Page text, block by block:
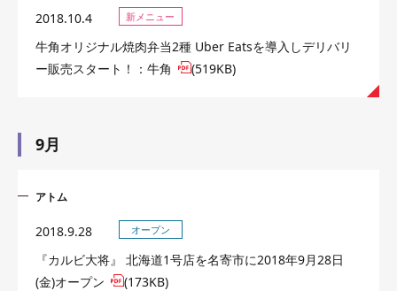
2018.10.4 新メニュー
牛角オリジナル焼肉弁当2種 Uber Eatsを導入しデリバリ
ー販売スタート！：牛角
(519KB)
9月
アトム
2018.9.28 オープン
『カルビ大将』 北海道1号店を名寄市に2018年9月28日
(金)オープン
(173KB)